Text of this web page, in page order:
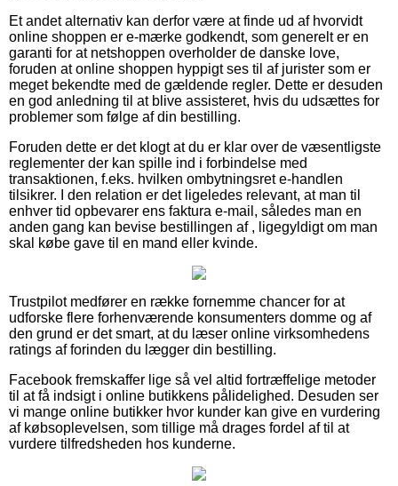
Et andet alternativ kan derfor være at finde ud af hvorvidt
online shoppen er e-mærke godkendt, som generelt er en
garanti for at netshoppen overholder de danske love,
foruden at online shoppen hyppigt ses til af jurister som er
meget bekendte med de gældende regler. Dette er desuden
en god anledning til at blive assisteret, hvis du udsættes for
problemer som følge af din bestilling.
Foruden dette er det klogt at du er klar over de væsentligste
reglementer der kan spille ind i forbindelse med
transaktionen, f.eks. hvilken ombytningsret e-handlen
tilsikrer. I den relation er det ligeledes relevant, at man til
enhver tid opbevarer ens faktura e-mail, således man en
anden gang kan bevise bestillingen af , ligegyldigt om man
skal købe gave til en mand eller kvinde.
Trustpilot medfører en række fornemme chancer for at
udforske flere forhenværende konsumenters domme og af
den grund er det smart, at du læser online virksomhedens
ratings af forinden du lægger din bestilling.
Facebook fremskaffer lige så vel altid fortræffelige metoder
til at få indsigt i online butikkens pålidelighed. Desuden ser
vi mange online butikker hvor kunder kan give en vurdering
af købsoplevelsen, som tillige må drages fordel af til at
vurdere tilfredsheden hos kunderne.